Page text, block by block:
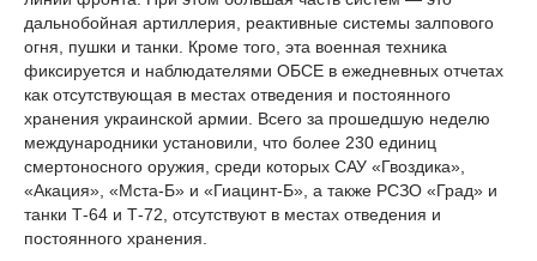
дальнобойная артиллерия, реактивные системы залпового
огня, пушки и танки. Кроме того, эта военная техника
фиксируется и наблюдателями ОБСЕ в ежедневных отчетах
как отсутствующая в местах отведения и постоянного
хранения украинской армии. Всего за прошедшую неделю
международники установили, что более 230 единиц
смертоносного оружия, среди которых САУ «Гвоздика»,
«Акация», «Мста-Б» и «Гиацинт-Б», а также РСЗО «Град» и
танки Т-64 и Т-72, отсутствуют в местах отведения и
постоянного хранения.